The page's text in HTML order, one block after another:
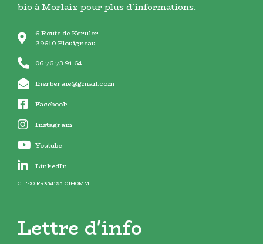
bio à Morlaix pour plus d’informations.
6 Route de Keruler
29610 Plouigneau
06 76 73 91 64
lherberaie@gmail.com
Facebook
Instagram
Youtube
LinkedIn
CITEO FR354125_01HOMM
Lettre d'info